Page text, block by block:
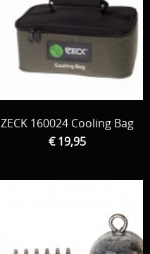
ZECK 160024 Cooling Bag
€ 19,95